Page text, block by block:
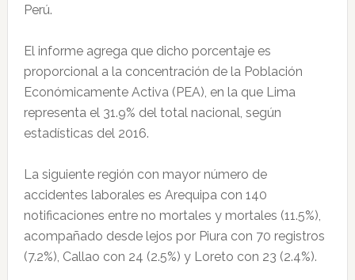
Perú.
El informe agrega que dicho porcentaje es
proporcional a la concentración de la Población
Económicamente Activa (PEA), en la que Lima
representa el 31.9% del total nacional, según
estadísticas del 2016.
La siguiente región con mayor número de
accidentes laborales es Arequipa con 140
notificaciones entre no mortales y mortales (11.5%),
acompañado desde lejos por Piura con 70 registros
(7.2%), Callao con 24 (2.5%) y Loreto con 23 (2.4%).